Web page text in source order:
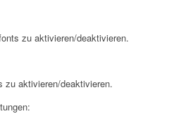
zu aktivieren/deaktivieren.
zu aktivieren/deaktivieren.